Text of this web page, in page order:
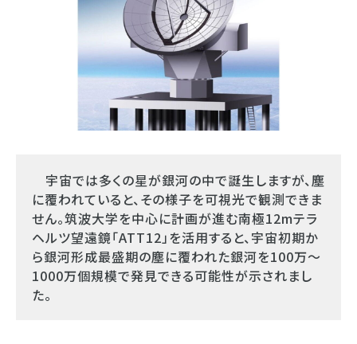
宇宙では多くの星が銀河の中で誕生しますが、塵
に覆われていると、その様子を可視光で観測できま
せん。筑波大学を中心に計画が進む南極12mテラ
ヘルツ望遠鏡「ATT12」を活用すると、宇宙初期か
ら銀河形成最盛期の塵に覆われた銀河を100万〜
1000万個規模で発見できる可能性が示されまし
た。